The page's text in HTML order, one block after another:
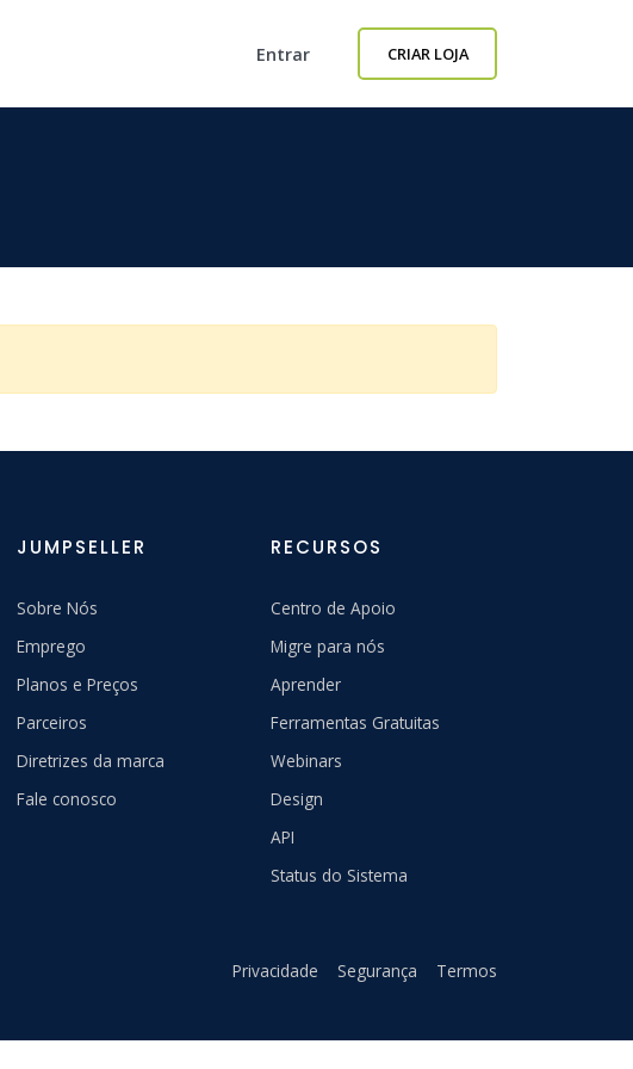
Entrar CRIAR LOJA
JUMPSELLER
Sobre Nós
Emprego
Planos e Preços
Parceiros
Diretrizes da marca
Fale conosco
RECURSOS
Centro de Apoio
Migre para nós
Aprender
Ferramentas Gratuitas
Webinars
Design
API
Status do Sistema
Privacidade Segurança Termos